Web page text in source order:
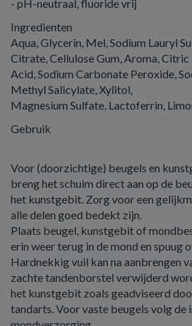
- pH-neutraal, fluoride vrij
Ingredienten
Aqua, Glycerin, Mel, Sodium Lauryl
Citrate, Cellulose Gum, Aroma, Citric
Acid, Sodium Carbonate Peroxide,
Methyl Salicylate, Xylitol,
Magnesium Sulfate, Lactoferrin,
Gebruik
Voor (doorzichtige) beugels en
breng het schuim direct aan op de
het kunstgebit. Zorg voor een
alle delen goed bedekt zijn.
Plaats beugel, kunstgebit of
erin weer terug in de mond en spuug
Hardnekkig vuil kan na aanbrengen
zachte tandenborstel verwijderd
het kunstgebit zoals geadviseerd
tandarts. Voor vaste beugels volg de